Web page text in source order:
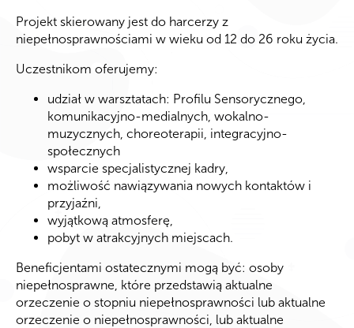
Projekt skierowany jest do harcerzy z
niepełnosprawnościami w wieku od 12 do 26 roku życia.
Uczestnikom oferujemy:
udział w warsztatach: Profilu Sensorycznego,
komunikacyjno-medialnych, wokalno-
muzycznych, choreoterapii, integracyjno-
społecznych
wsparcie specjalistycznej kadry,
możliwość nawiązywania nowych kontaktów i
przyjaźni,
wyjątkową atmosferę,
pobyt w atrakcyjnych miejscach.
Beneficjentami ostatecznymi mogą być: osoby
niepełnosprawne, które przedstawią aktualne
orzeczenie o stopniu niepełnosprawności lub aktualne
orzeczenie o niepełnosprawności, lub aktualne